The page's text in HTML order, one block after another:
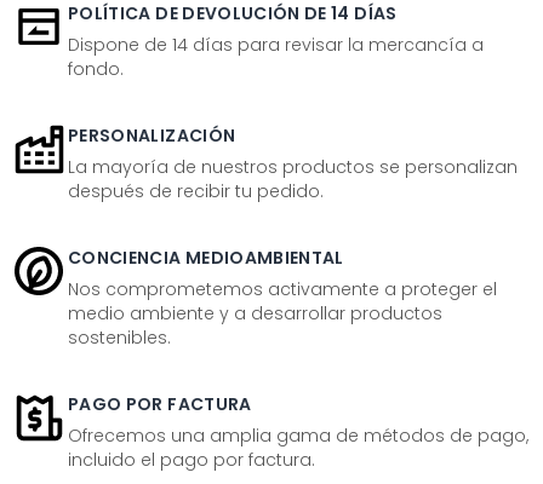
POLÍTICA DE DEVOLUCIÓN DE 14 DÍAS
Dispone de 14 días para revisar la mercancía a
fondo.
PERSONALIZACIÓN
La mayoría de nuestros productos se personalizan
después de recibir tu pedido.
CONCIENCIA MEDIOAMBIENTAL
Nos comprometemos activamente a proteger el
medio ambiente y a desarrollar productos
sostenibles.
PAGO POR FACTURA
Ofrecemos una amplia gama de métodos de pago,
incluido el pago por factura.